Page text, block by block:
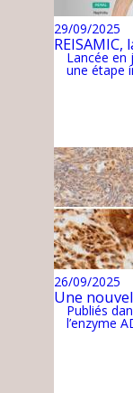
29/09/2025
Lancée en
une étape
26/09/2025
Une
Publiés
l’enzyme